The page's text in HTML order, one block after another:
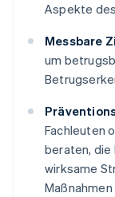
Aspekte
Messbare
um
Fachleuten
beraten, die
wirksame